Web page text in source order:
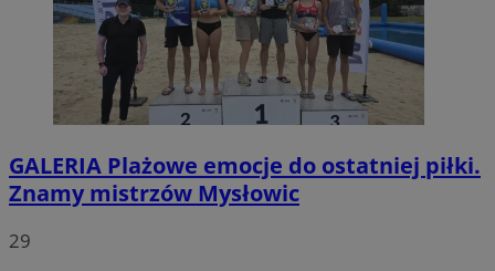
GALERIA Plażowe emocje do ostatniej piłki.
Znamy mistrzów Mysłowic
29